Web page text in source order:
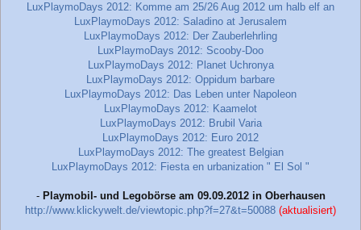
LuxPlaymoDays 2012: Komme am 25/26 Aug 2012 um halb elf an
LuxPlaymoDays 2012: Saladino at Jerusalem
LuxPlaymoDays 2012: Der Zauberlehrling
LuxPlaymoDays 2012: Scooby-Doo
LuxPlaymoDays 2012: Planet Uchronya
LuxPlaymoDays 2012: Oppidum barbare
LuxPlaymoDays 2012: Das Leben unter Napoleon
LuxPlaymoDays 2012: Kaamelot
LuxPlaymoDays 2012: Brubil Varia
LuxPlaymoDays 2012: Euro 2012
LuxPlaymoDays 2012: The greatest Belgian
LuxPlaymoDays 2012: Fiesta en urbanization " El Sol "
- Playmobil- und Legobörse am 09.09.2012 in Oberhausen
http://www.klickywelt.de/viewtopic.php?f=27&t=50088 (aktualisiert)